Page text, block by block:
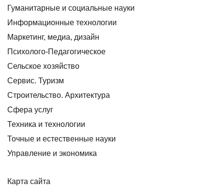
Гуманитарные и социальные науки
Информационные технологии
Маркетинг, медиа, дизайн
Психолого-Педагогическое
Сельское хозяйство
Сервис. Туризм
Строительство. Архитектура
Сфера услуг
Техника и технологии
Точные и естественные науки
Управление и экономика
Карта сайта